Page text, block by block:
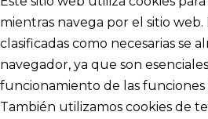
mientras navega por el sitio web.
clasificadas como necesarias se
navegador, ya que son
funcionamiento de las funciones
También utilizamos cookies de